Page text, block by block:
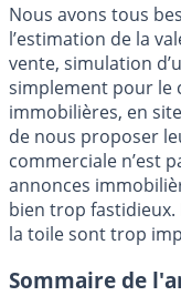
Nous avons tous
l’estimation de la
vente, simulation
simplement pour le
immobilières, en
de nous proposer
commerciale n’est
annonces
bien trop
la toile sont trop
Sommaire de